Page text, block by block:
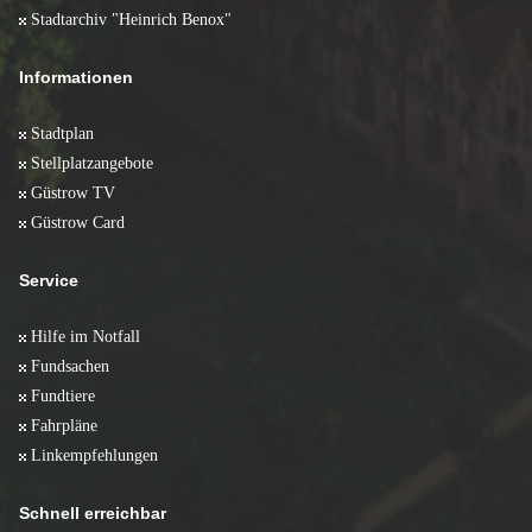
Stadtarchiv "Heinrich Benox"
Informationen
Stadtplan
Stellplatzangebote
Güstrow TV
Güstrow Card
Service
Hilfe im Notfall
Fundsachen
Fundtiere
Fahrpläne
Linkempfehlungen
Schnell erreichbar